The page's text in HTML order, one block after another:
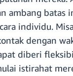
ambang batas
individu.
dengan
diberi
istirahat